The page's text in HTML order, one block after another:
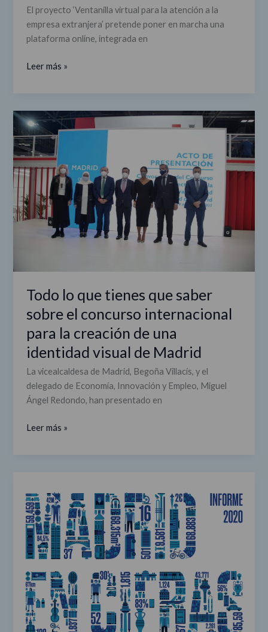
El proyecto ‘Ventanilla virtual para la atención a la
empresa extranjera’ pretende poner en marcha una
plataforma online, integrada en
facilitar
los
trámites
los
Leer más »
Todo lo que tienes que saber
sobre el concurso internacional
para la creación de una
identidad visual de Madrid
La vicealcaldesa de Madrid, Begoña Villacís, y el
delegado de Economía, Innovación y Empleo, Miguel
Ángel Redondo, han presentado en
Todo
lo
que
tienes
que
saber
sobre
el
concurso
la
creación
de
una
identidad
visual
de
Madrid
Leer más »
'Madrid
en
cifras':
ciudad
excelente
invertir,
exportar,
trabajar,
comprar…